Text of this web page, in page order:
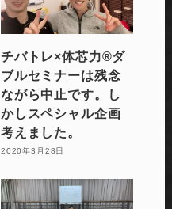
チバトレ×体芯力®︎ダ
ブルセミナーは残念
ながら中止です。し
かしスペシャル企画
考えました。
2020年3月28日